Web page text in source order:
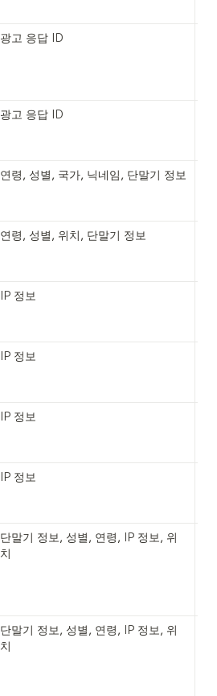
광고 응답 ID
광고 응답 ID
연령, 성별, 국가, 닉네임, 단말기 정보
연령, 성별, 위치, 단말기 정보
IP 정보
IP 정보
IP 정보
IP 정보
단말기 정보, 성별, 연령, IP 정보, 위
치
단말기 정보, 성별, 연령, IP 정보, 위
치